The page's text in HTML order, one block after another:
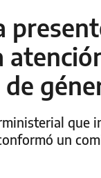
que
un